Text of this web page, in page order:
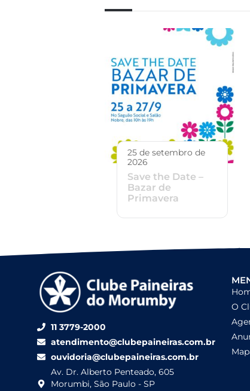
25 de setembro de
2026
Save the Date –
Bazar de
Primavera
11 3779-2000
atendimento@clubepaineiras.com.br
ouvidoria@clubepaineiras.com.br
Av. Dr. Alberto Penteado, 605
Morumbi, São Paulo - SP
O